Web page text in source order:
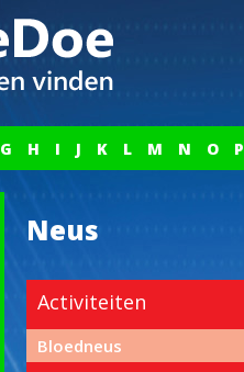
G H I J K L M N O P
Neus
Activiteiten
Bloedneus